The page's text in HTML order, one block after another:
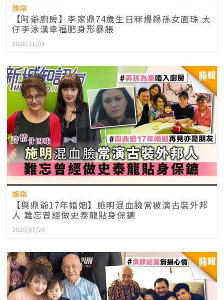
娛樂
【阿爺廚房】李家鼎74歲生日冧爆錫孫女面珠 大
仔李泳漢幸福肥身形暴脹
2020/11/04
娛樂
【與鼎爺17年婚姻】施明混血臉常被演古裝外邦
人 難忘曾經做史泰龍貼身保鑣
2020/07/20